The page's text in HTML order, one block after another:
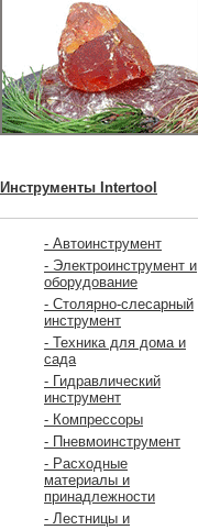
Инструменты Intertool
- Автоинструмент
- Электроинструмент и
оборудование
- Столярно-слесарный
инструмент
- Техника для дома и
сада
- Гидравлический
инструмент
- Компрессоры
- Пневмоинструмент
- Расходные
материалы и
принадлежности
- Лестницы и